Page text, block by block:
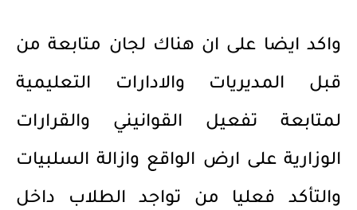
واكد ايضا على ان هناك لجان متابعة من
قبل المديريات والادارات التعليمية
لمتابعة تفعيل القوانيني والقرارات
الوزارية على ارض الواقع وازالة السلبيات
والتأكد فعليا من تواجد الطلاب داخل